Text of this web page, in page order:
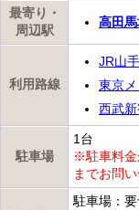
最寄り・
周辺駅
高田
利用路線
JR山
東京
西武
駐車場
1台
※駐車料金
までお問
駐車場：